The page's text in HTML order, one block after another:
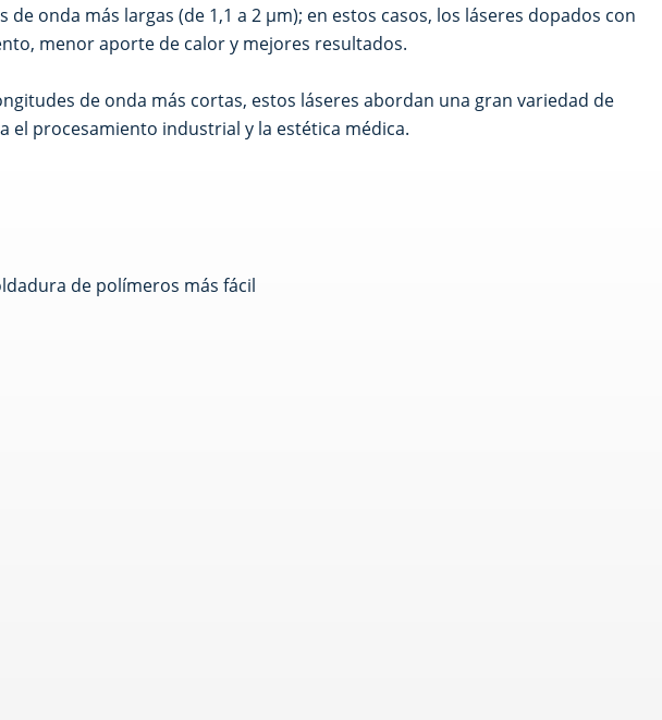
onda más largas (de 1,1 a 2 μm); en estos casos, los láseres dopados con
menor aporte de calor y mejores resultados.
de onda más cortas, estos láseres abordan una gran variedad de
el procesamiento industrial y la estética médica.